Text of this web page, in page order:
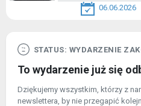
06.06.2026
STATUS: WYDARZENIE
To wydarzenie już się
Dziękujemy wszystkim, którzy z
newslettera, by nie przegapić